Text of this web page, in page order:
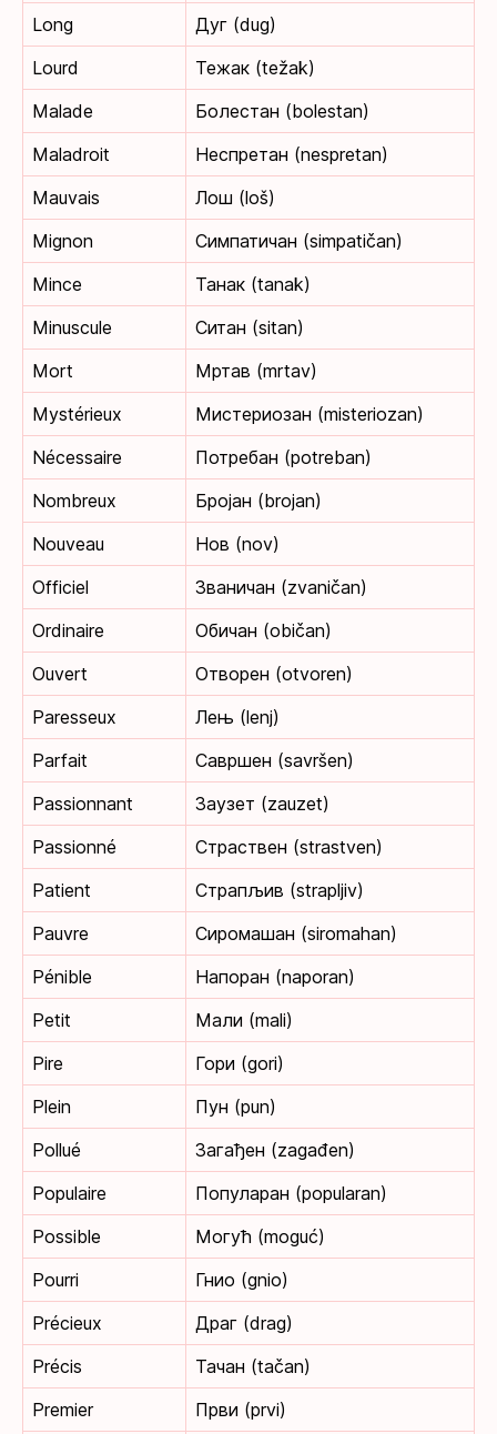
Long
Дуг (dug)
Lourd
Тежак (težak)
Malade
Болестан (bolestan)
Maladroit
Неспретан (nespretan)
Mauvais
Лош (loš)
Mignon
Симпатичан (simpatičan)
Mince
Танак (tanak)
Minuscule
Ситан (sitan)
Mort
Мртав (mrtav)
Mystérieux
Мистериозан (misteriozan)
Nécessaire
Потребан (potreban)
Nombreux
Бројан (brojan)
Nouveau
Нов (nov)
Officiel
Званичан (zvaničan)
Ordinaire
Обичан (običan)
Ouvert
Отворен (otvoren)
Paresseux
Лењ (lenj)
Parfait
Савршен (savršen)
Passionnant
Заузет (zauzet)
Passionné
Страствен (strastven)
Patient
Страпљив (strapljiv)
Pauvre
Сиромашан (siromahan)
Pénible
Напоран (naporan)
Petit
Мали (mali)
Pire
Гори (gori)
Plein
Пун (pun)
Pollué
Загађен (zagađen)
Populaire
Популаран (popularan)
Possible
Могућ (moguć)
Pourri
Гнио (gnio)
Précieux
Драг (drag)
Précis
Тачан (tačan)
Premier
Први (prvi)